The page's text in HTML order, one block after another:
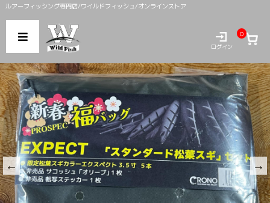
ルアーフィッシング専門店/ワイルドフィッシュ/オンラインストア
ログイン
0